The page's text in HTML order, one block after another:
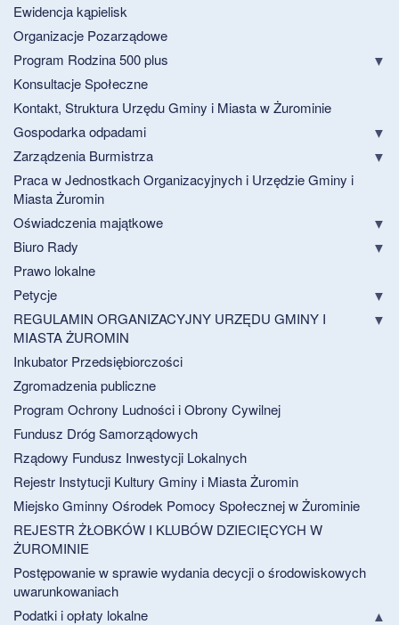
Ewidencja kąpielisk
Organizacje Pozarządowe
Program Rodzina 500 plus
Konsultacje Społeczne
Kontakt, Struktura Urzędu Gminy i Miasta w Żurominie
Gospodarka odpadami
Zarządzenia Burmistrza
Praca w Jednostkach Organizacyjnych i Urzędzie Gminy i
Miasta Żuromin
Oświadczenia majątkowe
Biuro Rady
Prawo lokalne
Petycje
REGULAMIN ORGANIZACYJNY URZĘDU GMINY I
MIASTA ŻUROMIN
Inkubator Przedsiębiorczości
Zgromadzenia publiczne
Program Ochrony Ludności i Obrony Cywilnej
Fundusz Dróg Samorządowych
Rządowy Fundusz Inwestycji Lokalnych
Rejestr Instytucji Kultury Gminy i Miasta Żuromin
Miejsko Gminny Ośrodek Pomocy Społecznej w Żurominie
REJESTR ŻŁOBKÓW I KLUBÓW DZIECIĘCYCH W
ŻUROMINIE
Postępowanie w sprawie wydania decycji o środowiskowych
uwarunkowaniach
Podatki i opłaty lokalne